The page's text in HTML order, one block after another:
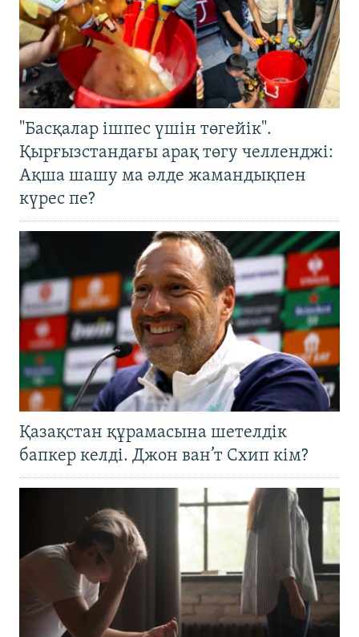
"Басқалар ішпес үшін төгейік".
Қырғызстандағы арақ төгу челленджі:
Ақша шашу ма әлде жамандықпен
күрес пе?
Қазақстан құрамасына шетелдік
бапкер келді. Джон ван’т Схип кім?